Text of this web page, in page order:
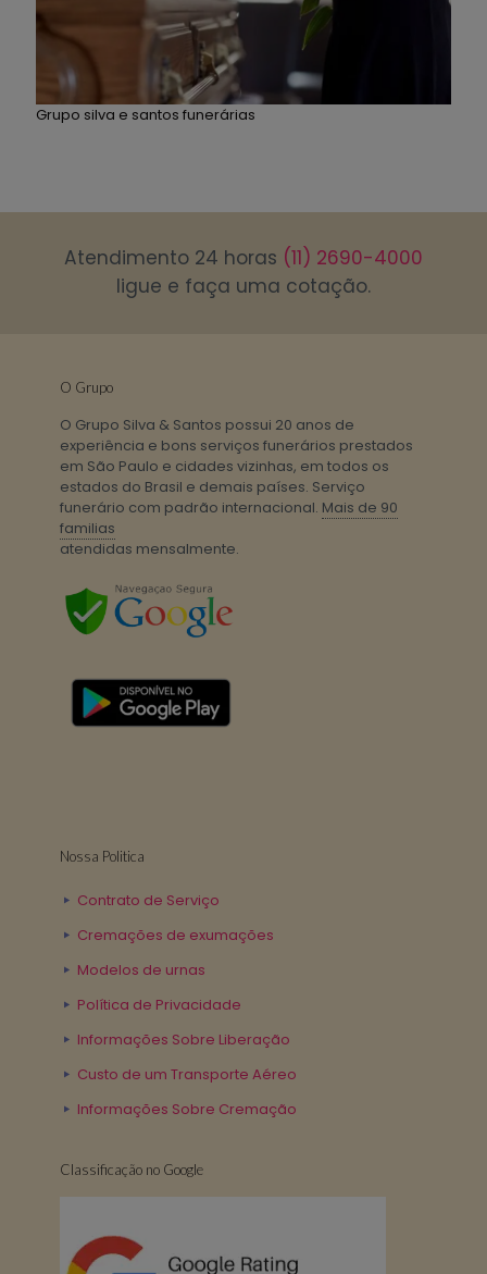
Grupo silva e santos funerárias
Atendimento 24 horas (11) 2690-4000
ligue e faça uma cotação.
O Grupo
O Grupo Silva & Santos possui 20 anos de
experiência e bons serviços funerários prestados
em São Paulo e cidades vizinhas, em todos os
estados do Brasil e demais países. Serviço
funerário com padrão internacional. Mais de 90
familias
atendidas mensalmente.
Nossa Politica
Contrato de Serviço
Cremações de exumações
Modelos de urnas
Política de Privacidade
Informações Sobre Liberação
Custo de um Transporte Aéreo
Informações Sobre Cremação
Classificação no Google